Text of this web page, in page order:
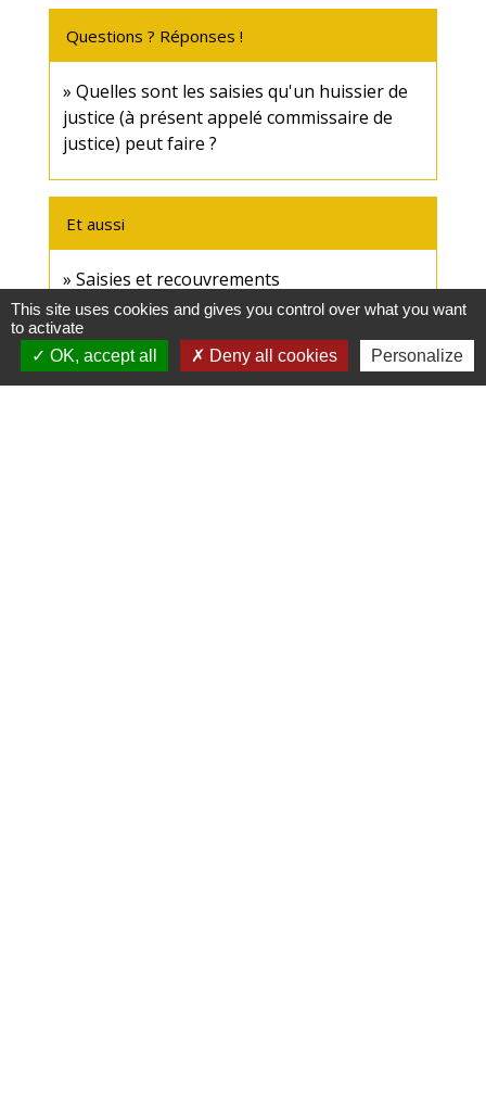
Questions ? Réponses !
Quelles sont les saisies qu'un huissier de
justice (à présent appelé commissaire de
justice) peut faire ?
Et aussi
Saisies et recouvrements
Huissier de justice (à présent appelé
commissaire de justice)
This site uses cookies and gives you control over what you want
to activate
OK, accept all
Deny all cookies Personalize